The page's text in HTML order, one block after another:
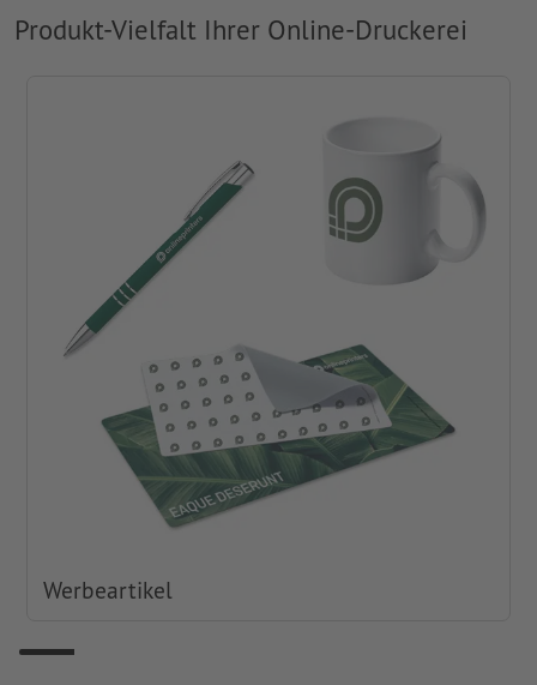
Produkt-Vielfalt Ihrer Online-Druckerei
Werbeartikel